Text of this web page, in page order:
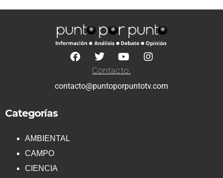
Contacto:
contacto@puntoporpuntotv.com
Categorías
AMBIENTAL
CAMPO
CIENCIA